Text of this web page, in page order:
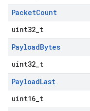
PacketCount
uint32_t
PayloadBytes
uint32_t
PayloadLast
uint16_t